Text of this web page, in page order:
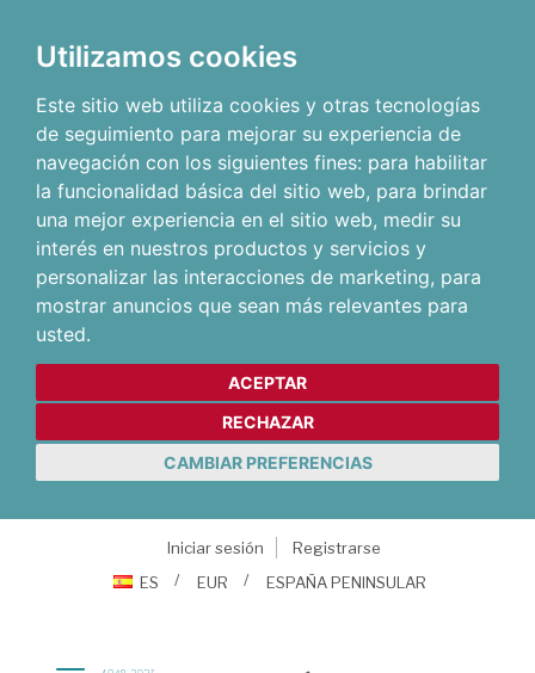
Utilizamos cookies
Este sitio web utiliza cookies y otras tecnologías
de seguimiento para mejorar su experiencia de
navegación con los siguientes fines: para habilitar
la funcionalidad básica del sitio web, para brindar
una mejor experiencia en el sitio web, medir su
interés en nuestros productos y servicios y
personalizar las interacciones de marketing, para
mostrar anuncios que sean más relevantes para
usted.
ACEPTAR
RECHAZAR
CAMBIAR PREFERENCIAS
Iniciar sesión
Registrarse
ES
EUR ESPAÑA PENINSULAR